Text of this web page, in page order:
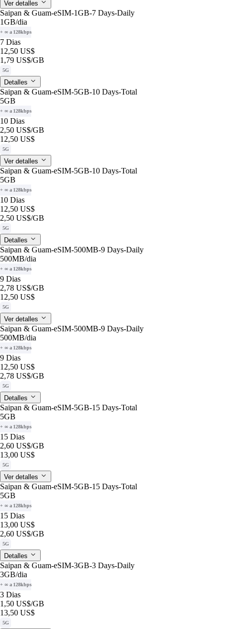
Ver detalles
Saipan & Guam-eSIM-1GB-7 Days-Daily
1GB/dia
+ ∞ a 128kbps
7 Dias
12,50 US$
1,79 US$/GB
5G
Detalles
Saipan & Guam-eSIM-5GB-10 Days-Total
5GB
+ ∞ a 128kbps
10 Dias
2,50 US$/GB
12,50 US$
5G
Ver detalles
Saipan & Guam-eSIM-5GB-10 Days-Total
5GB
+ ∞ a 128kbps
10 Dias
12,50 US$
2,50 US$/GB
5G
Detalles
Saipan & Guam-eSIM-500MB-9 Days-Daily
500MB/dia
+ ∞ a 128kbps
9 Dias
2,78 US$/GB
12,50 US$
5G
Ver detalles
Saipan & Guam-eSIM-500MB-9 Days-Daily
500MB/dia
+ ∞ a 128kbps
9 Dias
12,50 US$
2,78 US$/GB
5G
Detalles
Saipan & Guam-eSIM-5GB-15 Days-Total
5GB
+ ∞ a 128kbps
15 Dias
2,60 US$/GB
13,00 US$
5G
Ver detalles
Saipan & Guam-eSIM-5GB-15 Days-Total
5GB
+ ∞ a 128kbps
15 Dias
13,00 US$
2,60 US$/GB
5G
Detalles
Saipan & Guam-eSIM-3GB-3 Days-Daily
3GB/dia
+ ∞ a 128kbps
3 Dias
1,50 US$/GB
13,50 US$
5G